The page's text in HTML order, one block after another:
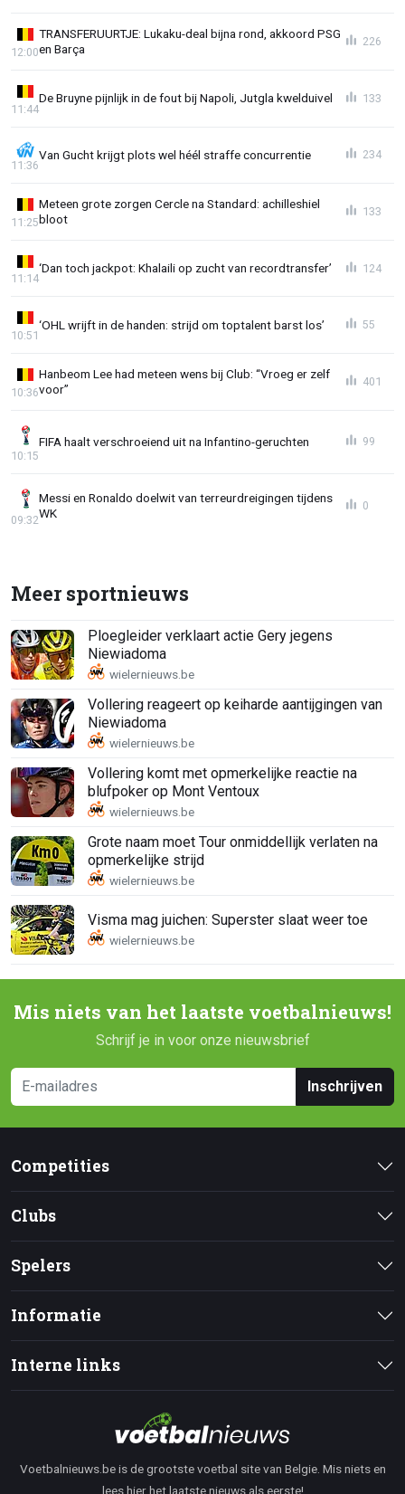
TRANSFERUURTJE: Lukaku-deal bijna rond, akkoord PSG
en Barça
12:00
226
De Bruyne pijnlijk in de fout bij Napoli, Jutgla kwelduivel
11:44
133
Van Gucht krijgt plots wel héél straffe concurrentie
11:36
234
Meteen grote zorgen Cercle na Standard: achilleshiel
bloot
11:25
133
‘Dan toch jackpot: Khalaili op zucht van recordtransfer’
11:14
124
‘OHL wrijft in de handen: strijd om toptalent barst los’
10:51
55
Hanbeom Lee had meteen wens bij Club: “Vroeg er zelf
voor”
10:36
401
FIFA haalt verschroeiend uit na Infantino-geruchten
10:15
99
Messi en Ronaldo doelwit van terreurdreigingen tijdens
WK
09:32
0
Meer sportnieuws
Ploegleider verklaart actie Gery jegens
Niewiadoma
Vollering reageert op keiharde aantijgingen van
Niewiadoma
Vollering komt met opmerkelijke reactie na
blufpoker op Mont Ventoux
Grote naam moet Tour onmiddellijk verlaten na
opmerkelijke strijd
Visma mag juichen: Superster slaat weer toe
Mis niets van het laatste voetbalnieuws!
Schrijf je in voor onze nieuwsbrief
Inschrijven
Competities
Clubs
Spelers
Informatie
Interne links
Voetbalnieuws.be is de grootste voetbal site van Belgie. Mis niets en
lees hier het laatste nieuws als eerste!